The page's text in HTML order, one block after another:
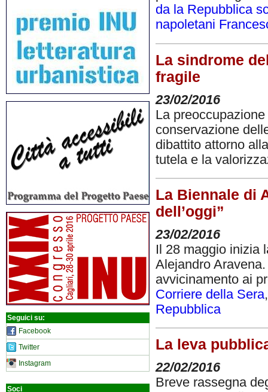
Seguici su:
Facebook
Twitter
Instagram
Soci
da la Repubblica
napoletani
La sindrome
fragile
23/02/2016
La
conservazione
dibattito attorno
tutela e la
La Biennale di
dell’oggi”
23/02/2016
Il 28 maggio inizia
Alejandro
avvicinamento ai
Corriere della Sera
Repubblica
La leva
22/02/2016
Breve rassegna